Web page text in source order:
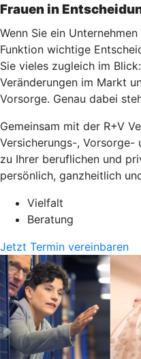
Frauen in
Wenn Sie ein
Funktion wichtige
Sie vieles zugleich im
Veränderungen im Markt
Vorsorge. Genau dabei
Gemeinsam mit der R+V
Versicherungs-, Vorsorge-
zu Ihrer beruflichen und
persönlich, ganzheitlich
Vielfalt
Beratung
Jetzt Termin vereinbaren